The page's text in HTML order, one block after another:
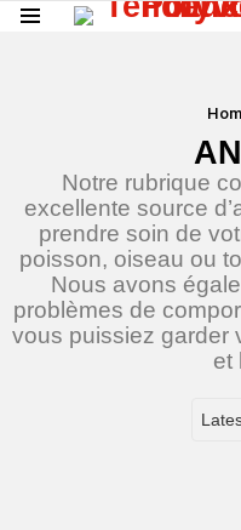
Notre rubrique
excellente source
prendre soin de
poisson, oiseau ou
Nous avons
problèmes de
vous puissiez garder
et